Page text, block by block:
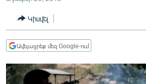
ՏՆՏԵՍՈՒԹՅՈՒՆ
ՂԱՐԱԲԱՂ
ՏԱՐԱԾԱՇՐՋԱՆ
Կիսվել
Ավելացրեք մեզ Google-ում